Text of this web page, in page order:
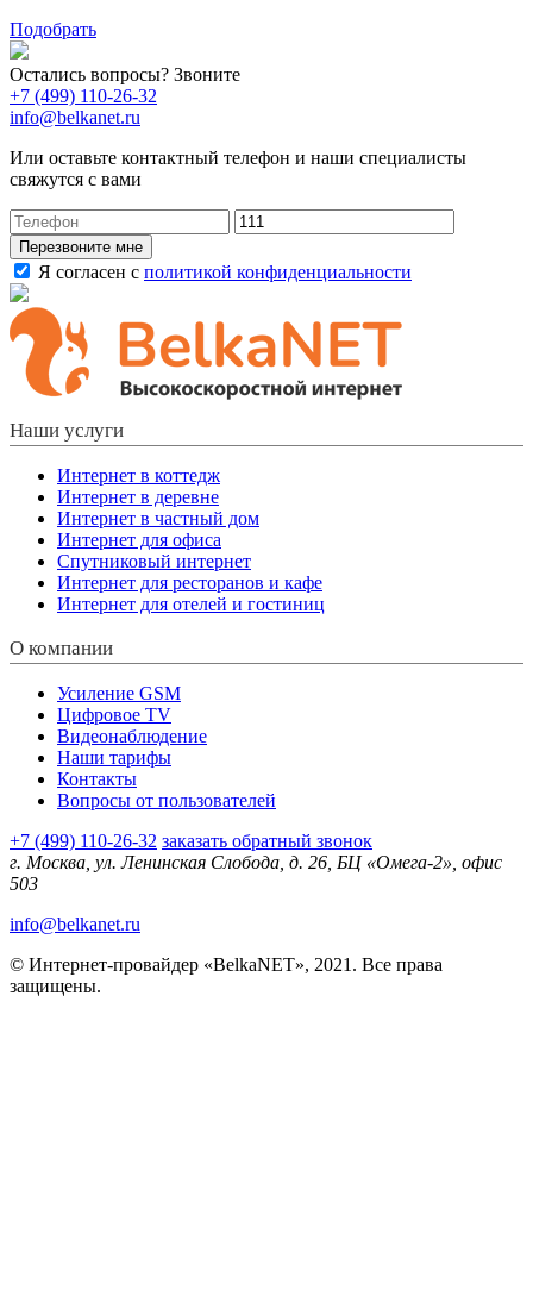
Подобрать
Остались вопросы? Звоните
+7 (499) 110-26-32
info@belkanet.ru
Или оставьте контактный телефон и наши специалисты
свяжутся с вами
Перезвоните мне
Я согласен с политикой конфиденциальности
Наши услуги
Интернет в коттедж
Интернет в деревне
Интернет в частный дом
Интернет для офиса
Спутниковый интернет
Интернет для ресторанов и кафе
Интернет для отелей и гостиниц
О компании
Усиление GSM
Цифровое TV
Видеонаблюдение
Наши тарифы
Контакты
Вопросы от пользователей
+7 (499) 110-26-32 заказать обратный звонок
г. Москва, ул. Ленинская Слобода, д. 26, БЦ «Омега-2», офис
503
info@belkanet.ru
© Интернет-провайдер «BelkaNET», 2021. Все права
защищены.